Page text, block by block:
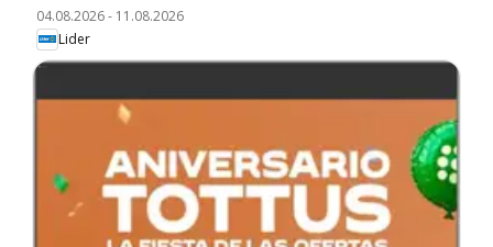
04.08.2026- 11.08.2026
Lider